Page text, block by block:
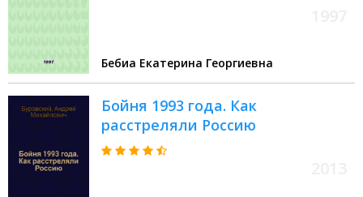
Бебиа Екатерина Георгиевна
Бойня 1993 года. Как
расстреляли Россию